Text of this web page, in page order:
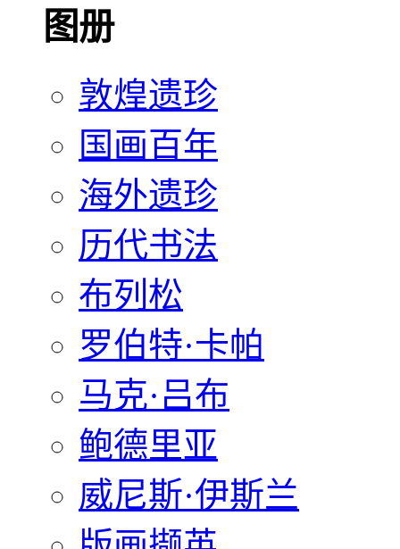
图册
敦煌遗珍
国画百年
海外遗珍
历代书法
布列松
罗伯特·卡帕
马克·吕布
鲍德里亚
威尼斯·伊斯兰